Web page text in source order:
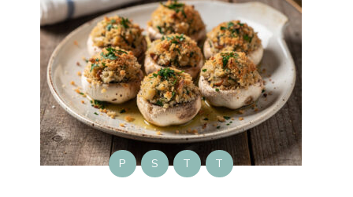
P S T T